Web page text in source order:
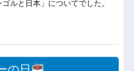
ルと日本」についてでした。